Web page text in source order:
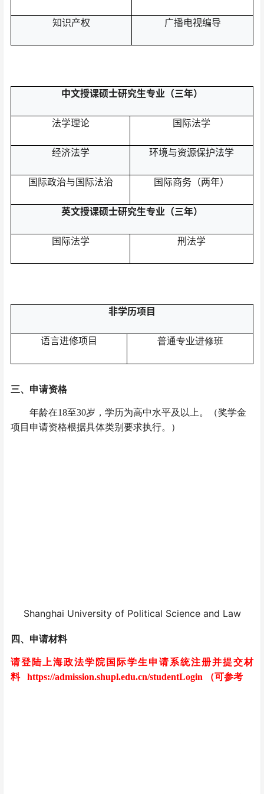
知识产权 广播电视编导
中文授课硕士研究生专业（三年）
法学理论 国际法学
经济法学 环境与资源保护法学
国际政治与国际法治 国际商务（两年）
英文授课硕士研究生专业（三年）
国际法学 刑法学
非学历项目
语言进修项目 普通专业进修班
三、 申请资格
年龄在18至30岁，学历为高中水平及以上。（奖学金
项目申请资格根据具体类别要求执行。）
Shanghai University of Political Science and Law
四、 申请材料
请登陆上海政法学院国际学生申请系统注册并提交材
料
https://admission.shupl.edu.cn/studentLogin （可参考